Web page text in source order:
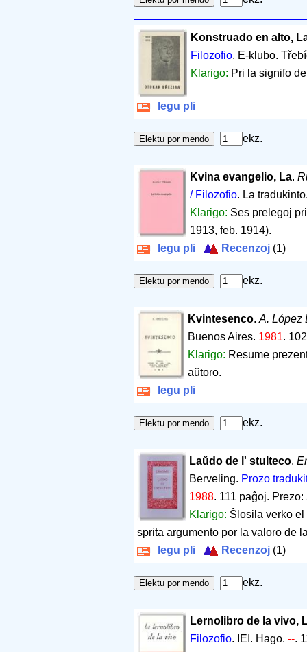
Konstruado en alto,
Filozofio. E-klubo.
Klarigo: Pri la signifo
legu pli
ekz.
Kvina evangelio, La.
/ Filozofio. La
Klarigo: Ses prelegoj
1913, feb. 1914).
legu pli
Recenzoj (1)
ekz.
Kvintesenco.A. López
Buenos Aires. 1981.
Klarigo: Resume
aŭtoro.
legu pli
ekz.
Laŭdo de l' stulteco.
Berveling. Prozo
1988. 111 paĝoj. Prezo:
Klarigo: Ŝlosila verko
sprita argumento por la valoro de
legu pli
Recenzoj (1)
ekz.
Lernolibro de la vivo,
Filozofio. IEI. Hago. --.